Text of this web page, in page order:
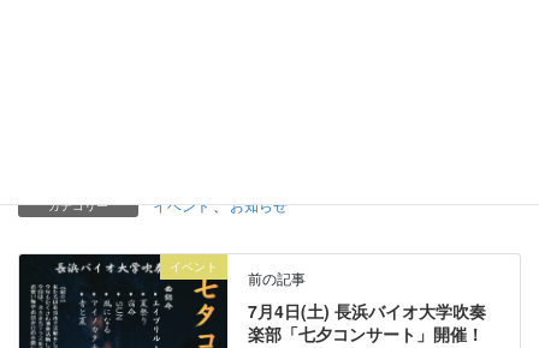
カテゴリー イベント、お知らせ
イベント
前の記事
7月4日(土) 長浜バイオ大学吹奏
楽部「七夕コンサート」開催！